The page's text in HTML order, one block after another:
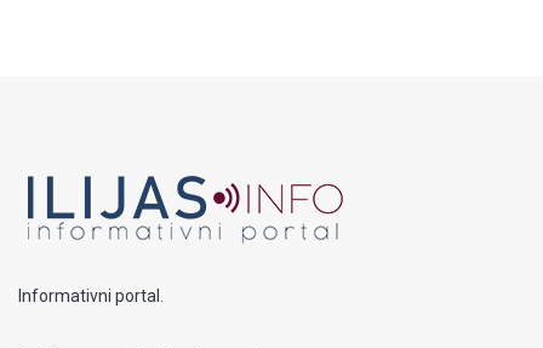
Informativni portal.